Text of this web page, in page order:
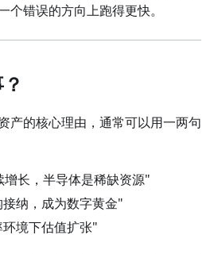
个错误的方向上跑得更快。
产的核心理由，通常可以用一两句
增长，半导体是稀缺资源"
纳，成为数字黄金"
境下估值扩张"